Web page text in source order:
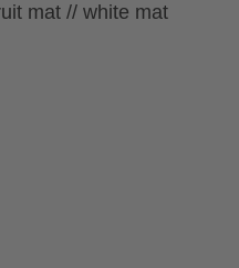
mat // white mat